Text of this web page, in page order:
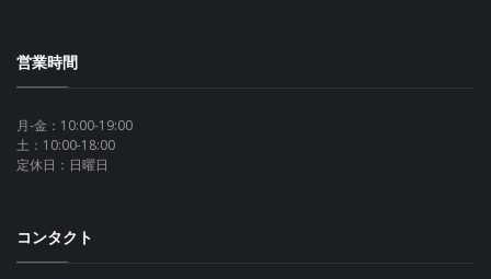
営業時間
月-金：10:00-19:00
土：10:00-18:00
定休日：日曜日
コンタクト